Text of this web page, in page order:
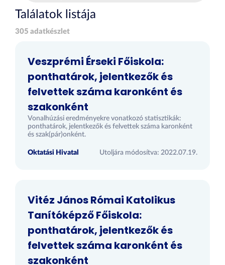
Találatok listája
305 adatkészlet
Veszprémi Érseki Főiskola:
ponthatárok, jelentkezők és
felvettek száma karonként és
szakonként
Vonalhúzási eredményekre vonatkozó statisztikák:
ponthatárok, jelentkezők és felvettek száma karonként
és szak(pár)onként.
Oktatási Hivatal Utoljára módosítva: 2022.07.19.
Vitéz János Római Katolikus
Tanítóképző Főiskola:
ponthatárok, jelentkezők és
felvettek száma karonként és
szakonként